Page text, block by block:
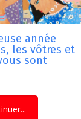
année
les vôtres et
sont